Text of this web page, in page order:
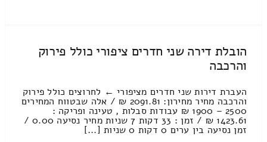
הובלת דירה שני חדרים ציפורי כולל פירוק
והרכבה
העברת דירות שני חדרים מציפורי ← לחרוצים כולל פירוק
והרכבה מחיר מחירון: 2091.81 ₪ / אלה שבטווח המחירים
2500 – 1900 ₪ עבודות סבלות , טעינה ופריקה :
1423.61 ₪ / זמן : 33 דקות 7 שניות מחיר נסיעה 0.00 /
זמן נסיעה בין ערים 0 דקות 0 שניות [...]